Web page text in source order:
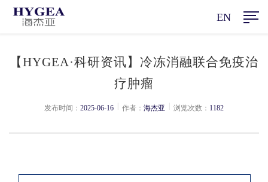
EN
【HYGEA·科研资讯】冷冻消融联合免疫治
疗肿瘤
发布时间： 2025-06-16 作者： 海杰亚 浏览次数： 1182